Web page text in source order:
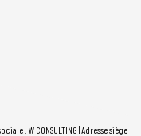
: W CONSULTING | Adresse siège